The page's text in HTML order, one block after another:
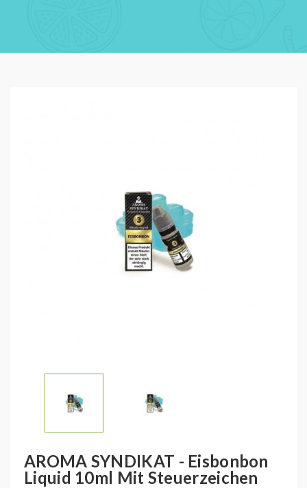
AROMA SYNDIKAT - Eisbonbon
Liquid 10ml Mit Steuerzeichen